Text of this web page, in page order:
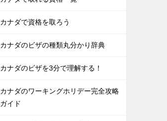
カナダで資格を取ろう
カナダのビザの種類丸分かり辞典
カナダのビザを3分で理解する！
カナダのワーキングホリデー完全攻略
ガイド